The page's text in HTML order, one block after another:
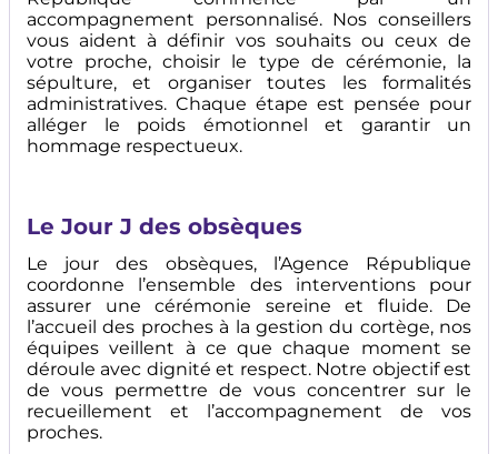
accompagnement personnalisé. Nos conseillers
vous aident à définir vos souhaits ou ceux de
votre proche, choisir le type de cérémonie, la
sépulture, et organiser toutes les formalités
administratives. Chaque étape est pensée pour
alléger le poids émotionnel et garantir un
hommage respectueux.
Le Jour J des obsèques
Le jour des obsèques, l’Agence République
coordonne l’ensemble des interventions pour
assurer une cérémonie sereine et fluide. De
l’accueil des proches à la gestion du cortège, nos
équipes veillent à ce que chaque moment se
déroule avec dignité et respect. Notre objectif est
de vous permettre de vous concentrer sur le
recueillement et l’accompagnement de vos
proches.